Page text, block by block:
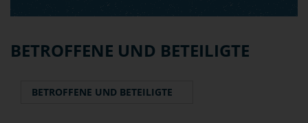
BETROFFENE UND BETEILIGTE
BETROFFENE UND BETEILIGTE